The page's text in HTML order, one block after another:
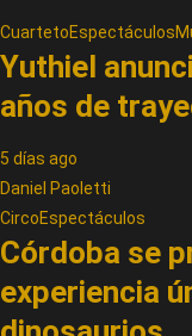
CuartetoEspectáculos
Yuthiel
años de
5 días ago
Daniel Paoletti
CircoEspectáculos
Córdoba se
experiencia